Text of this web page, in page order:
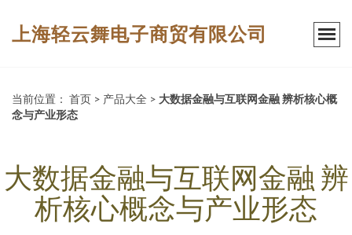
上海轻云舞电子商贸有限公司
当前位置： 首页 > 产品大全 > 大数据金融与互联网金融 辨析核心概
念与产业形态
大数据金融与互联网金融 辨
析核心概念与产业形态